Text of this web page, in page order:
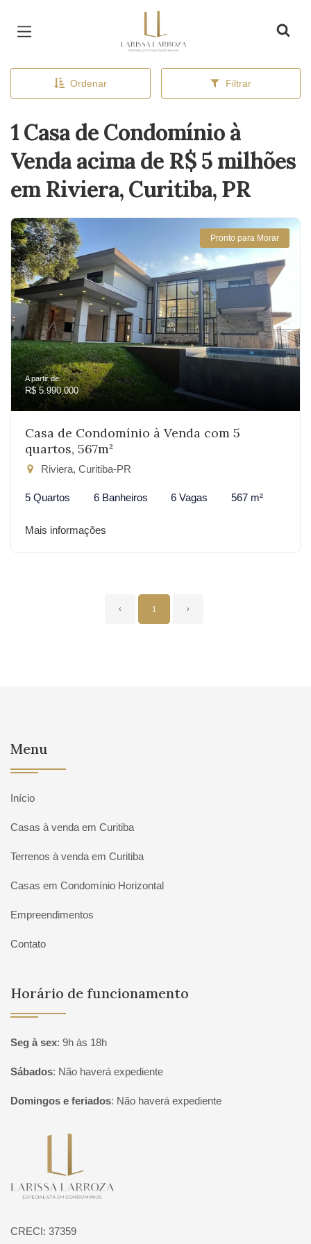
Ordenar Filtrar
1 Casa de Condomínio à
Venda acima de R$ 5 milhões
em Riviera, Curitiba, PR
Pronto para Morar
A partir de:
R$ 5.990.000
Casa de Condomínio à Venda com 5
quartos, 567m²
Riviera, Curitiba-PR
5 Quartos 6 Banheiros 6 Vagas 567 m²
Mais informações
‹ 1 ›
Menu
Início
Casas à venda em Curitiba
Terrenos à venda em Curitiba
Casas em Condomínio Horizontal
Empreendimentos
Contato
Horário de funcionamento
Seg à sex: 9h às 18h
Sábados: Não haverá expediente
Domingos e feriados: Não haverá expediente
CRECI: 37359